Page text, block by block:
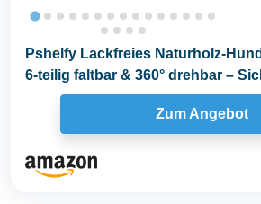
Pshelfy Lackfreies Naturholz-
6-teilig faltbar & 360° drehbar –
Zum Angebot